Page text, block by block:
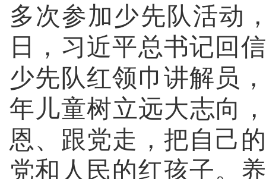
多次参加少先队活动
日，习近平总书记回
少先队红领巾讲解员
年儿童树立远大志向
恩、跟党走，把自己
党和人民的红孩子。